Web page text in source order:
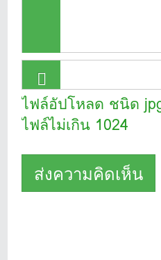
ไฟล์อัปโหลด ชนิด
ไฟล์ไม่เกิน 1024